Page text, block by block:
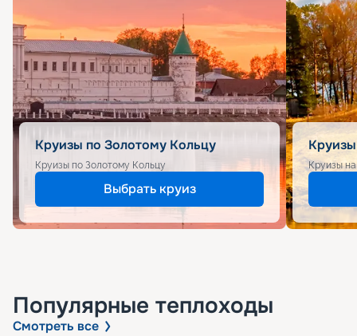
Круизы по Золотому Кольцу
Круизы по Золотому Кольцу
Выбрать круиз
Круизы
Популярные теплоходы
Смотреть все